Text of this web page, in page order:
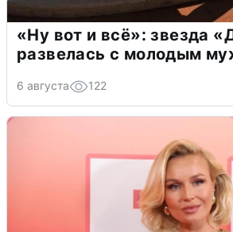
«Ну вот и всё»: звезда
развелась с молодым
6 августа 122